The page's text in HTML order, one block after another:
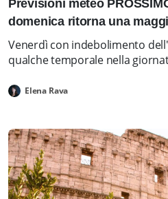
Previsioni meteo
domenica ritorna una
Venerdì con indebolimento
qualche temporale nella
Elena Rava